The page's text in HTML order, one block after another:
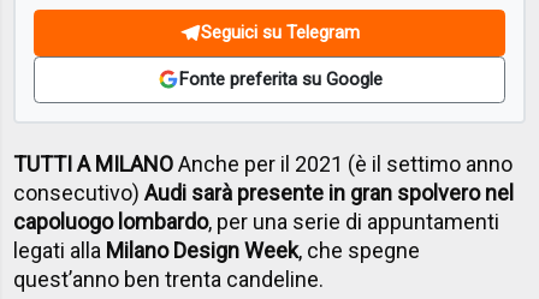
Seguici su Telegram
Fonte preferita su Google
TUTTI A MILANOAnche per il 2021 (è il settimo anno
consecutivo)Audi sarà presente in gran spolvero nel
capoluogo lombardo, per una serie di appuntamenti
legati alla Milano Design Week, che spegne
quest’anno ben trenta candeline.